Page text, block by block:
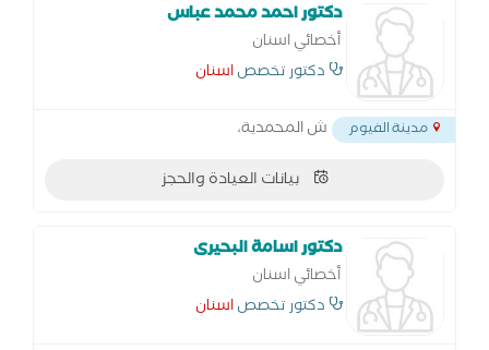
دكتور احمد محمد عباس
أخصائي اسنان
دكتور تخصصاسنان
مدينة الفيوم ش المحمدية،
بيانات العيادة والحجز
دكتور اسامة البحيرى
أخصائي اسنان
دكتور تخصصاسنان